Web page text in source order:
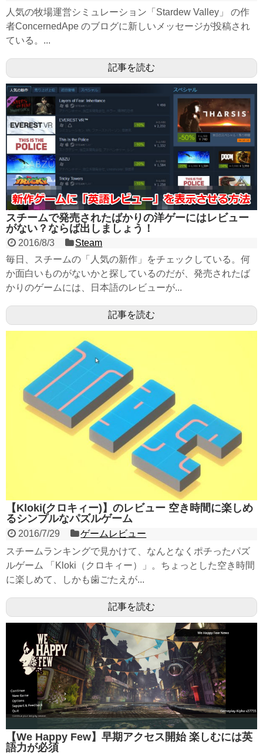
人気の牧場運営シミュレーション「Stardew Valley」 の作
者ConcernedApe のブログに新しいメッセージが投稿され
ている。...
記事を読む
スチームで発売されたばかりの洋ゲーにはレビュー
がない？ならば出しましょう！
2016/8/3
Steam
毎日、スチームの「人気の新作」をチェックしている。何
か面白いものがないかと探しているのだが、発売されたば
かりのゲームには、日本語のレビューが...
記事を読む
【Kloki(クロキィー)】のレビュー 空き時間に楽しめ
るシンプルなパズルゲーム
2016/7/29
ゲームレビュー
スチームランキングで見かけて、なんとなくポチったパズ
ルゲーム 「Kloki（クロキィー）」。ちょっとした空き時間
に楽しめて、しかも歯ごたえが...
記事を読む
【We Happy Few】早期アクセス開始 楽しむには英
語力が必須